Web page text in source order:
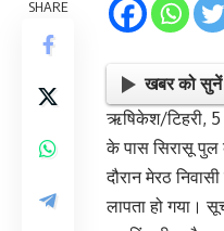
SHARE
खबर को सुनें
ऋषिकेश/टिहरी, 5
के पास सिरासू पुल
दौरान मेरठ
लापता हो गया।